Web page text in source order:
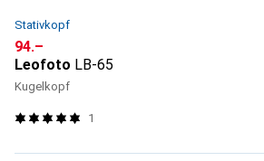
Stativkopf
CHF
94.–
Leofoto LB-65
Kugelkopf
1